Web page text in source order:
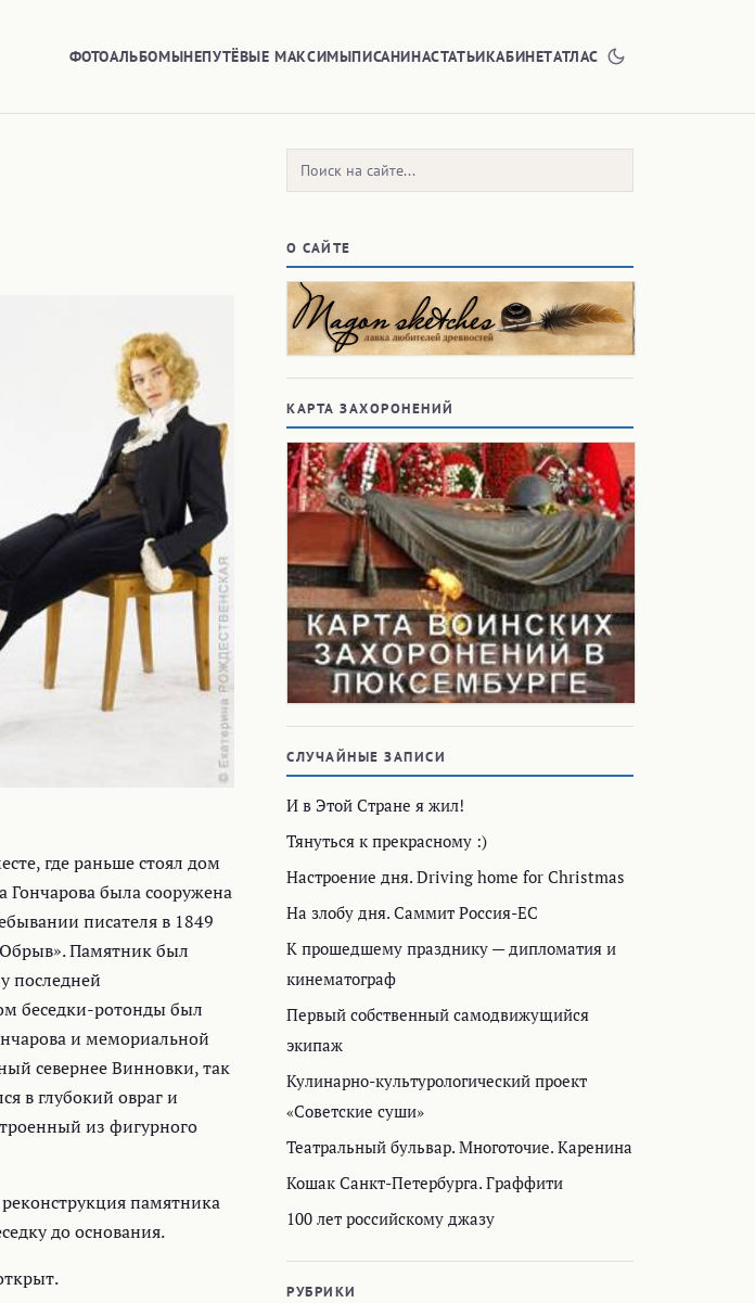
ФОТОАЛЬБОМЫНЕПУТЁВЫЕ МАКСИМЫПИСАНИНАСТАТЬИКАБИНЕТАТЛАС
где раньше стоял дом
Гончарова была сооружена
писателя в 1849
Памятник был
последней
беседки-ротонды был
и мемориальной
севернее Винновки, так
в глубокий овраг и
из фигурного
памятника
до основания.
Поиск:
О САЙТЕ
КАРТА ЗАХОРОНЕНИЙ
СЛУЧАЙНЫЕ ЗАПИСИ
И в Этой Cтране я жил!
Тянуться к прекрасному :)
Настроение дня. Driving home for Christmas
На злобу дня. Саммит Россия-ЕС
К прошедшему празднику — дипломатия и
кинематограф
Первый собственный самодвижущийся
экипаж
Кулинарно-культурологический проект
«Советские суши»
Театральный бульвар. Многоточие. Каренина
Кошак Санкт-Петербурга. Граффити
100 лет российскому джазу
РУБРИКИ